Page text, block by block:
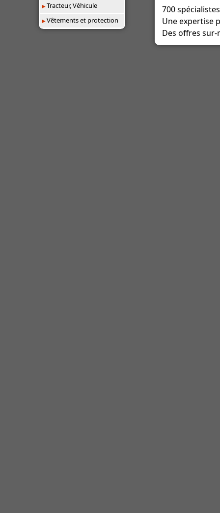
Tracteur, Véhicule
Vêtements et protection
700
Une expertise
Des offres sur-